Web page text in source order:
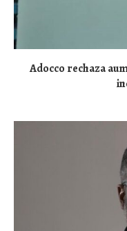
Adocco rechaza